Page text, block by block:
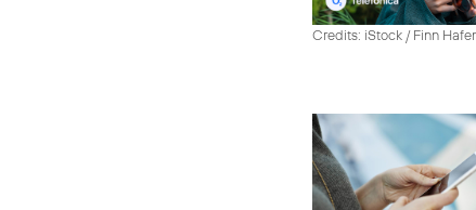
Credits: iStock / Finn